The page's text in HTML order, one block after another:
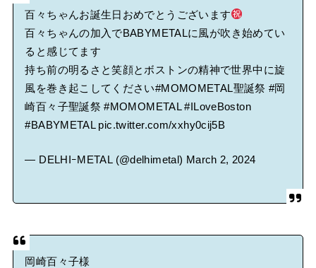
百々ちゃんお誕生日おめでとうございます
百々ちゃんの加入でBABYMETALに風が吹き始めてい
ると感じてます
持ち前の明るさと笑顔とボストンの精神で世界中に旋
風を巻き起こしてください#MOMOMETAL聖誕祭 #岡
崎百々子聖誕祭 #MOMOMETAL #ILoveBoston
#BABYMETAL pic.twitter.com/xxhy0cij5B
— DELHIｰMETAL (@delhimetal) March 2, 2024
岡崎百々子様